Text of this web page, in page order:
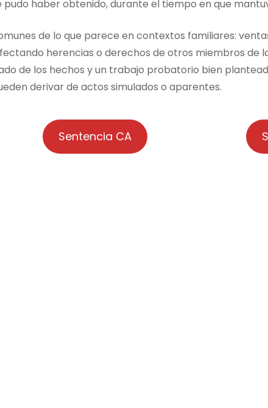
haber obtenido, durante el tiempo en que
de lo que parece en contextos familiares:
herencias o derechos de otros miembros de
de los hechos y un trabajo probatorio bien
derivar de actos simulados o aparentes.
Sentencia CA